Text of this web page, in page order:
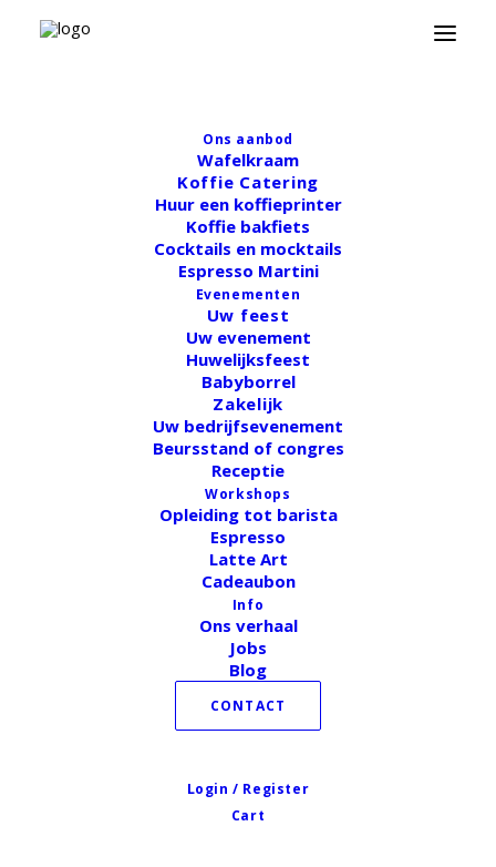
Ons aanbod
Wafelkraam
Koffie Catering
Huur een koffieprinter
Koffie bakfiets
Cocktails en mocktails
Espresso Martini
Evenementen
Uw feest
Uw evenement
Huwelijksfeest
Babyborrel
Zakelijk
Uw bedrijfsevenement
Beursstand of congres
Receptie
Workshops
Opleiding tot barista
Espresso
Latte Art
Cadeaubon
Info
Ons verhaal
Jobs
Blog
CONTACT
Login / Register
Cart
Een unieke belevenis op jouw
Neem gerust contact op. We bespreken graag met
een koffietje erbij, hoe we jouw feest op maat kunnen